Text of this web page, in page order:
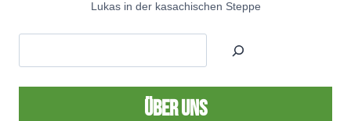
Lukas in der kasachischen Steppe
Über uns